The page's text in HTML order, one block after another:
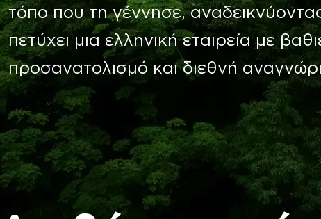
τόπο που τη γέννησε,
πετύχει μια ελληνική εταιρεία με
προσανατολισμό και διεθνή